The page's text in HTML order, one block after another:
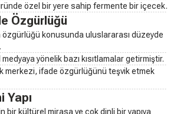
özel bir yere sahip fermente bir içecek.
Özgürlüğü
özgürlüğü konusunda uluslararası düzeyde
yönelik bazı kısıtlamalar getirmiştir.
merkezi, ifade özgürlüğünü teşvik etmek
Yapı
bir kültürel mirasa ve çok dinli bir yapıya